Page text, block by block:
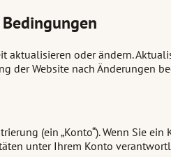
aktualisieren oder ändern.
der Website nach Änderungen
(ein „Konto“). Wenn Sie
unter Ihrem Konto